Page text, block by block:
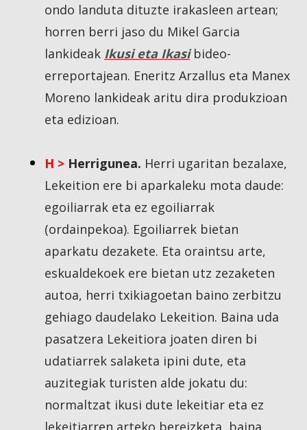
ondo landuta dituzte irakasleen artean;
horren berri jaso du Mikel Garcia
lankideak Ikusi eta Ikasibideo-
erreportajean. Eneritz Arzallus eta Manex
Moreno lankideak aritu dira produkzioan
eta edizioan.
H > Herrigunea. Herri ugaritan bezalaxe,
Lekeition ere bi aparkaleku mota daude:
egoiliarrak eta ez egoiliarrak
(ordainpekoa). Egoiliarrek bietan
aparkatu dezakete. Eta oraintsu arte,
eskualdekoek ere bietan utz zezaketen
autoa, herri txikiagoetan baino zerbitzu
gehiago daudelako Lekeition. Baina uda
pasatzera Lekeitiora joaten diren bi
udatiarrek salaketa ipini dute, eta
auzitegiak turisten alde jokatu du:
normaltzat ikusi dute lekeitiar eta ez
lekeitiarren arteko bereizketa, baina